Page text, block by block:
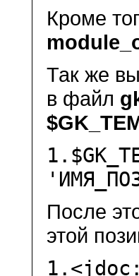
Кроме
Так же
в файл
1.
После
этой
1. <jdoc: